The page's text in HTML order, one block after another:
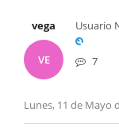
vega
VE
Usuario
7
Lunes, 11 de Mayo